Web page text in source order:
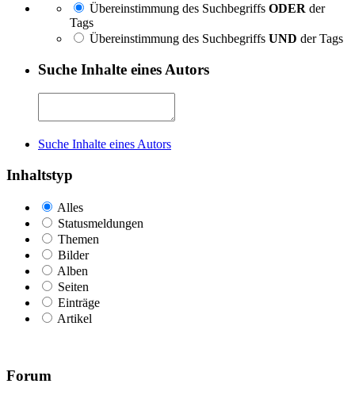
Übereinstimmung des Suchbegriffs ODER der
Tags
Übereinstimmung des Suchbegriffs UND der Tags
Suche Inhalte eines Autors
Suche Inhalte eines Autors
Inhaltstyp
Alles
Statusmeldungen
Themen
Bilder
Alben
Seiten
Einträge
Artikel
Forum